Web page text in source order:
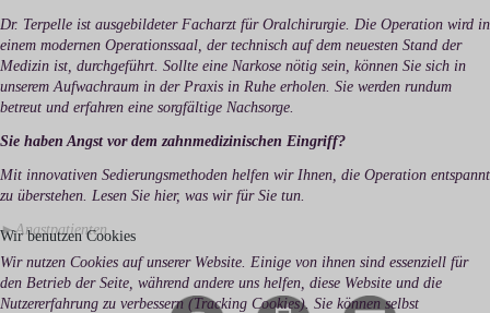
Dr. Terpelle ist ausgebildeter Facharzt für Oralchirurgie. Die Operation wird in
einem modernen Operationssaal, der technisch auf dem neuesten Stand der
Medizin ist, durchgeführt. Sollte eine Narkose nötig sein, können Sie sich in
unserem Aufwachraum in der Praxis in Ruhe erholen. Sie werden rundum
betreut und erfahren eine sorgfältige Nachsorge.
Sie haben Angst vor dem zahnmedizinischen Eingriff?
Mit innovativen Sedierungsmethoden helfen wir Ihnen, die Operation entspannt
zu überstehen. Lesen Sie hier, was wir für Sie tun.
►Angstpatienten
Wir benutzen Cookies
Wir nutzen Cookies auf unserer Website. Einige von ihnen sind essenziell für
den Betrieb der Seite, während andere uns helfen, diese Website und die
Nutzererfahrung zu verbessern (Tracking Cookies). Sie können selbst